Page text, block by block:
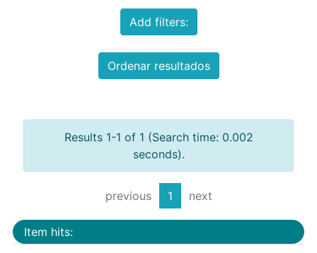
Add filters:
Ordenar resultados
Results 1-1 of 1 (Search time: 0.002
seconds).
previous 1 next
Item hits: